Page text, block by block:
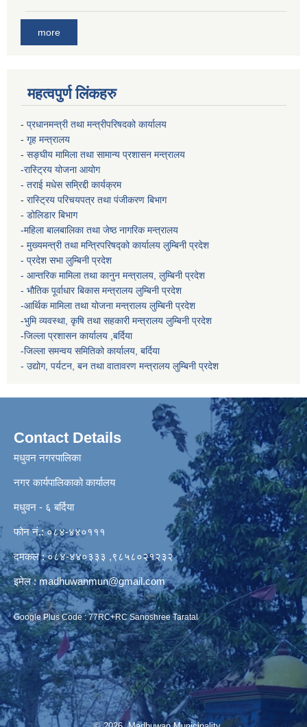
more
महत्वपुर्ण लिंकहरु
- प्रधानमन्त्री तथा मन्त्रीपरिषदको कार्यालय
- गृह मन्त्रालय
- सङ्घीय मामिला तथा सामान्य प्रशासन मन्त्रालय
-रास्ट्रिय योजना आयोग
- तराई मधेस सम्रिद्दी कार्यक्रम
- रास्ट्रिय परिचयपत्र तथा पंजीकरण बिभाग
- डोलिडार बिभाग
-महिला बालबालिका तथा जेष्ठ नागरिक मन्त्रालय
- मुख्यमन्त्री तथा मन्त्रिपरिषद्को कार्यालय लुम्बिनी प्रदेश
- प्रदेश सभा लुम्बिनी प्रदेश
- आन्तरिक मामिला तथा कानुन मन्त्रालय, लुम्बिनी प्रदेश
- भौतिक पूर्वाधार बिकास मन्त्रालय लुम्बिनी प्रदेश
-आर्थिक मामिला तथा योजना मन्त्रालय लुम्बिनी प्रदेश
-भुमि व्यवस्था, कृषि तथा सहकारी मन्त्रालय लुम्बिनी प्रदेश
-जिल्ला प्रशासन कार्यालय ,बर्दिया
-जिल्ला समन्वय समितिको कार्यालय, बर्दिया
- उद्योग, पर्यटन, बन तथा वातावरण मन्त्रालय लुम्बिनी प्रदेश
Contact Details
मधुवन नगरपालिका
नगर कार्यपालिकाको कार्यालय
मधुवन - ६ बर्दिया
फोन नं.: ०८४-४४०१११
दमकल : ०८४-४४०३३३ ,९८५८०२१२३२
इमेल :madhuwanmun@gmail.com
Google Plus Code : 77RC+RC Sanoshree Taratal